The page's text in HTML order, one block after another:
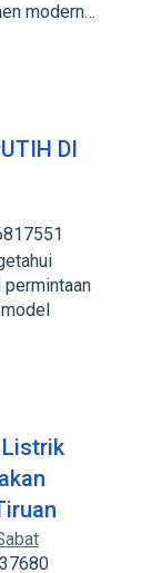
modern…
DI
Listrik